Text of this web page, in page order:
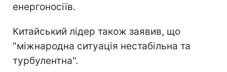
енергоносіїв.
Китайський лідер також заявив, що
"міжнародна ситуація нестабільна та
турбулентна".